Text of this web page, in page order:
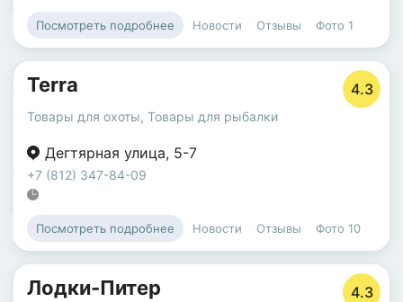
Посмотреть подробнее Новости Отзывы Фото 1
Terra 4.3
Товары для охоты, Товары для рыбалки
Дегтярная улица, 5-7
+7 (812) 347-84-09
Посмотреть подробнее Новости Отзывы Фото 10
Лодки-Питер 4.3